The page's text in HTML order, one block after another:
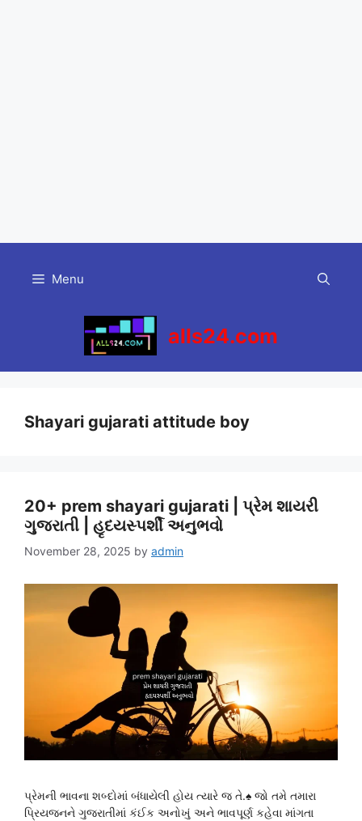
content
Menu
alls24.com
Shayari gujarati attitude boy
20+ prem shayari gujarati | પ્રેમ શાયરી
ગુજરાતી | હૃદયસ્પર્શી અનુભવો
November 28, 2025 by admin
પ્રેમની ભાવના શબ્દોમાં બંધાયેલી હોય ત્યારે જ તે.♠ જો તમે તમારા
પ્રિયજનને ગુજરાતીમાં કંઈક અનોખું અને ભાવપૂર્ણ કહેવા માંગતા